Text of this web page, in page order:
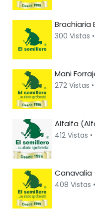
Brachiaria
300 Vistas •
Mani
272 Vistas •
Alfalfa
412 Vistas •
Canavalia
408 Vistas •